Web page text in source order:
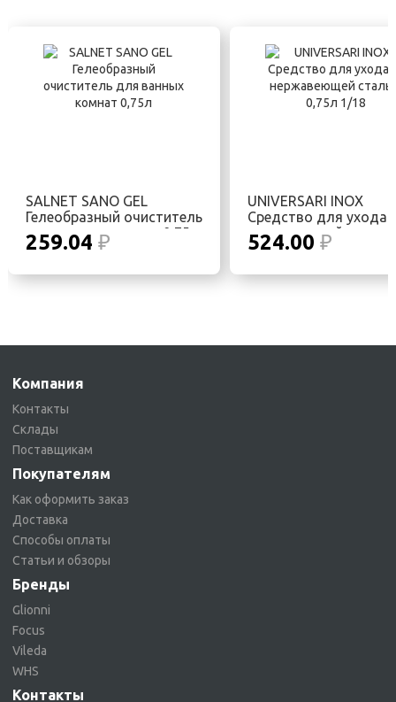
SALNET SANO GEL
Гелеобразный очиститель
для ванных комнат 0,75л
259.04 ₽
UNIVERSARI INOX
Средство для ухода
нержавеющей сталью
0,75л 1/18
524.00 ₽
Компания
Контакты
Склады
Поставщикам
Покупателям
Как оформить заказ
Доставка
Способы оплаты
Статьи и обзоры
Бренды
Glionni
Focus
Vileda
WHS
Контакты